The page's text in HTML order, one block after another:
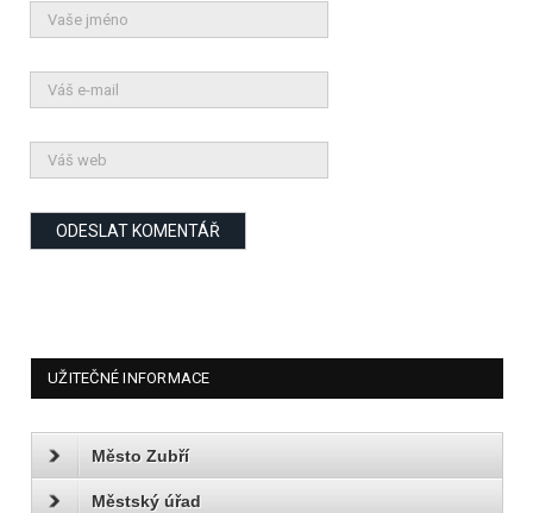
UŽITEČNÉ INFORMACE
Město Zubří
Městský úřad